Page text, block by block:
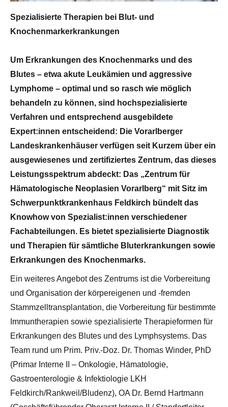
Spezialisierte Therapien bei Blut- und
Knochenmarkerkrankungen
Um Erkrankungen des Knochenmarks und des
Blutes – etwa akute Leukämien und aggressive
Lymphome – optimal und so rasch wie möglich
behandeln zu können, sind hochspezialisierte
Verfahren und entsprechend ausgebildete
Expert:innen entscheidend: Die Vorarlberger
Landeskrankenhäuser verfügen seit Kurzem über ein
ausgewiesenes und zertifiziertes Zentrum, das dieses
Leistungsspektrum abdeckt: Das „Zentrum für
Hämatologische Neoplasien Vorarlberg“ mit Sitz im
Schwerpunktkrankenhaus Feldkirch bündelt das
Knowhow von Spezialist:innen verschiedener
Fachabteilungen. Es bietet spezialisierte Diagnostik
und Therapien für sämtliche Bluterkrankungen sowie
Erkrankungen des Knochenmarks.
Ein weiteres Angebot des Zentrums ist die Vorbereitung
und Organisation der körpereigenen und -fremden
Stammzelltransplantation, die Vorbereitung für bestimmte
Immuntherapien sowie spezialisierte Therapieformen für
Erkrankungen des Blutes und des Lymphsystems. Das
Team rund um Prim. Priv.-Doz. Dr. Thomas Winder, PhD
(Primar Interne II – Onkologie, Hämatologie,
Gastroenterologie & Infektiologie LKH
Feldkirch/Rankweil/Bludenz), OA Dr. Bernd Hartmann